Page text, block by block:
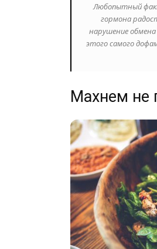
Любопытный
гормона
нарушение
этого самого
Махнем не